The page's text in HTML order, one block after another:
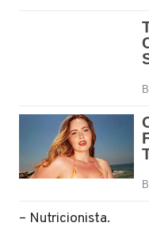
– Nutricionista.